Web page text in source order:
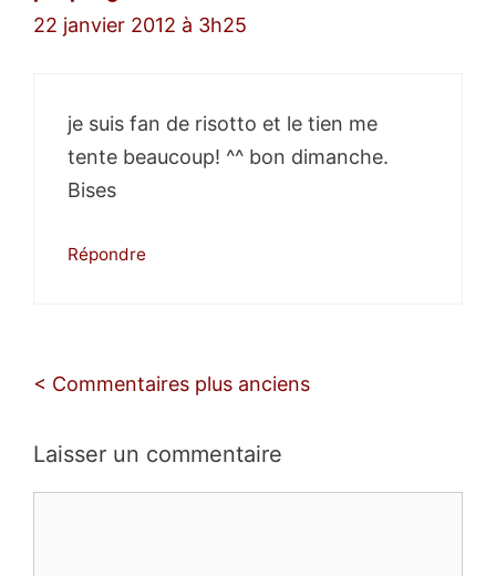
22 janvier 2012 à 3h25
je suis fan de risotto et le tien me
tente beaucoup! ^^ bon dimanche.
Bises
Répondre
Navigation
commentaires
< Commentaires plus anciens
Laisser un commentaire